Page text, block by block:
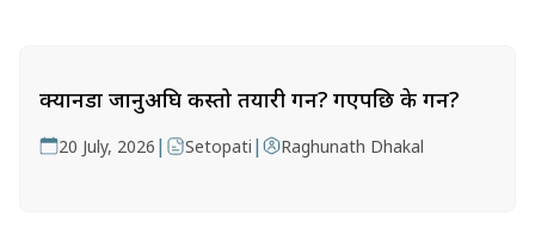
क्यानडा जानुअघि कस्तो तयारी गर्ने? गएपछि के गर्ने?
20 July, 2026 | Setopati | Raghunath Dhakal